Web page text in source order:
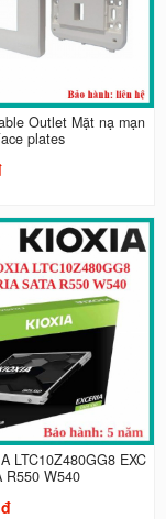
Outlet Mặt nạ mạn
plates
LTC10Z480GG8 EXC
R550 W540